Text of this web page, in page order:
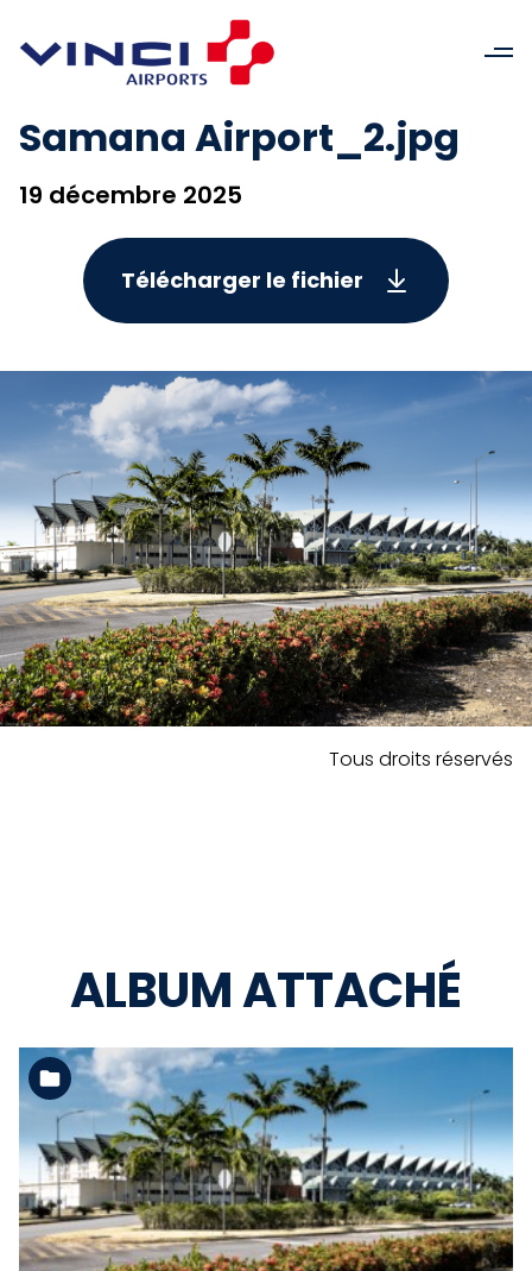
Samana Airport_2.jpg
19 décembre 2025
Télécharger le fichier
Tous droits réservés
ALBUM ATTACHÉ
Voir l'album